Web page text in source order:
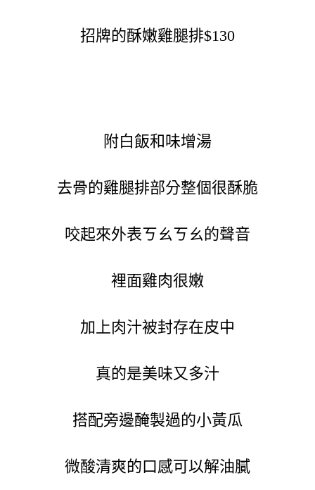
招牌的酥嫩雞腿排$130
附白飯和味增湯
去骨的雞腿排部分整個很酥脆
咬起來外表ㄎㄠㄎㄠ的聲音
裡面雞肉很嫩
加上肉汁被封存在皮中
真的是美味又多汁
搭配旁邊醃製過的小黃瓜
微酸清爽的口感可以解油膩